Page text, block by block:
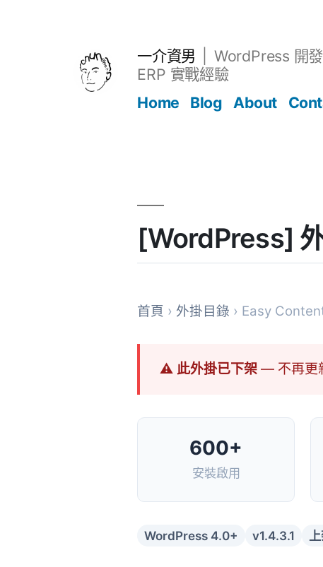
一介資男
WordPress 開
ERP 實戰經驗
Home
Blog About
[WordPress]
首頁 › 外掛目錄 › Easy
⚠ 此外掛已下架— 不再更
600+
安裝啟用
WordPress 4.0+ v1.4.3.1